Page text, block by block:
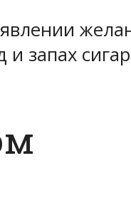
запах